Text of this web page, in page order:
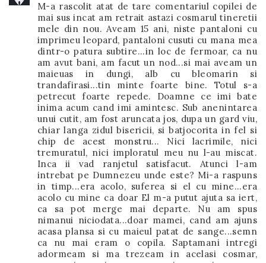
M-a rascolit atat de tare comentariul copilei de
mai sus incat am retrait astazi cosmarul tineretii
mele din nou. Aveam 15 ani, niste pantaloni cu
imprimeu leopard, pantaloni cusuti cu mana mea
dintr-o patura subtire...in loc de fermoar, ca nu
am avut bani, am facut un nod...si mai aveam un
maieuas in dungi, alb cu bleomarin si
trandafirasi...tin minte foarte bine. Totul s-a
petrecut foarte repede. Doamne ce imi bate
inima acum cand imi amintesc. Sub anenintarea
unui cutit, am fost aruncata jos, dupa un gard viu,
chiar langa zidul bisericii, si batjocorita in fel si
chip de acest monstru... Nici lacrimile, nici
tremuratul, nici imploratul meu nu l-au miscat.
Inca ii vad ranjetul satisfacut. Atunci l-am
intrebat pe Dumnezeu unde este? Mi-a raspuns
in timp...era acolo, suferea si el cu mine...era
acolo cu mine ca doar El m-a putut ajuta sa iert,
ca sa pot merge mai departe. Nu am spus
nimanui niciodata...doar mamei, cand am ajuns
acasa plansa si cu maieul patat de sange...semn
ca nu mai eram o copila. Saptamani intregi
adormeam si ma trezeam in acelasi cosmar,